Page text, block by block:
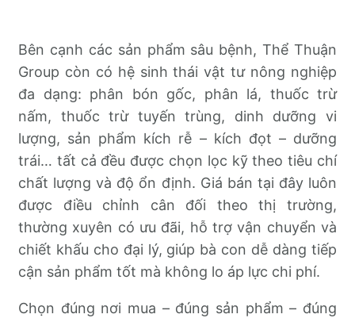
Bên cạnh các sản phẩm sâu bệnh, Thể Thuận
Group còn có hệ sinh thái vật tư nông nghiệp
đa dạng: phân bón gốc, phân lá, thuốc trừ
nấm, thuốc trừ tuyến trùng, dinh dưỡng vi
lượng, sản phẩm kích rễ – kích đọt – dưỡng
trái… tất cả đều được chọn lọc kỹ theo tiêu chí
chất lượng và độ ổn định. Giá bán tại đây luôn
được điều chỉnh cân đối theo thị trường,
thường xuyên có ưu đãi, hỗ trợ vận chuyển và
chiết khấu cho đại lý, giúp bà con dễ dàng tiếp
cận sản phẩm tốt mà không lo áp lực chi phí.
Chọn đúng nơi mua – đúng sản phẩm – đúng